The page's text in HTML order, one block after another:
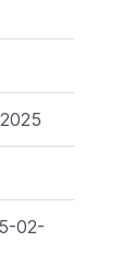
02-